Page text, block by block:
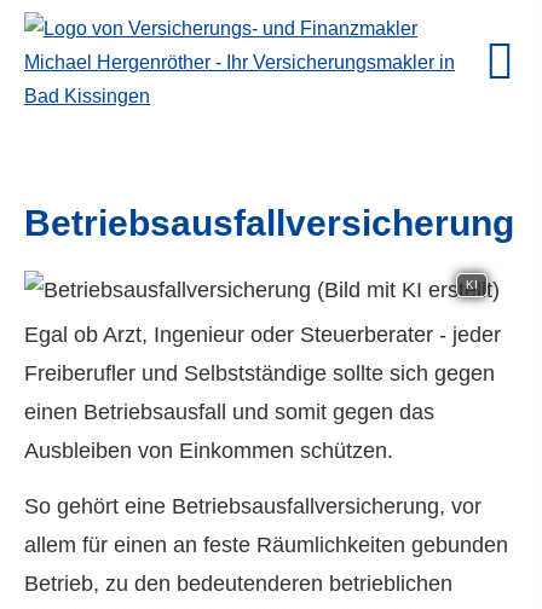
Betriebsausfallversicherung
KI
Egal ob Arzt, Ingenieur oder Steuerberater - jeder
Freiberufler und Selbstständige sollte sich gegen
einen Betriebsausfall und somit gegen das
Ausbleiben von Einkommen schützen.
So gehört eine Betriebsausfallversicherung, vor
allem für einen an feste Räumlichkeiten gebunden
Betrieb, zu den bedeutenderen betrieblichen